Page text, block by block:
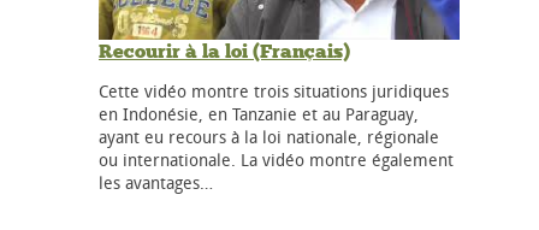
Recourir à la loi (Français)
Cette vidéo montre trois situations juridiques
en Indonésie, en Tanzanie et au Paraguay,
ayant eu recours à la loi nationale, régionale
ou internationale. La vidéo montre également
les avantages…